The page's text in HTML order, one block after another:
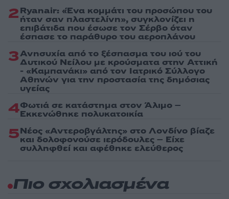
2Ryanair: «Ένα κομμάτι του προσώπου του
ήταν σαν πλαστελίνη», συγκλονίζει η
επιβάτιδα που έσωσε τον Σέρβο όταν
έσπασε το παράθυρο του αεροπλάνου
3Ανησυχία από το ξέσπασμα του ιού του
Δυτικού Νείλου με κρούσματα στην Αττική
- «Καμπανάκι» από τον Ιατρικό Σύλλογο
Αθηνών για την προστασία της δημόσιας
υγείας
4Φωτιά σε κατάστημα στον Άλιμο –
Εκκενώθηκε πολυκατοικία
5Νέος «Αντεροβγάλτης» στο Λονδίνο βίαζε
και δολοφονούσε ιερόδουλες – Είχε
συλληφθεί και αφέθηκε ελεύθερος
Πιο σχολιασμένα